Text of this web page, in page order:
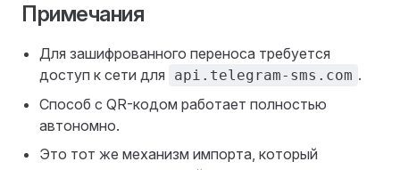
Примечания
Для зашифрованного переноса требуется
доступ к сети для
api.telegram-sms.com .
Способ с QR-кодом работает полностью
автономно.
Это тот же механизм импорта, который